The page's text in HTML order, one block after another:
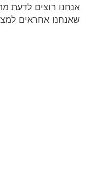
אנחנו רוצים לדעת
שאנחנו אחראים